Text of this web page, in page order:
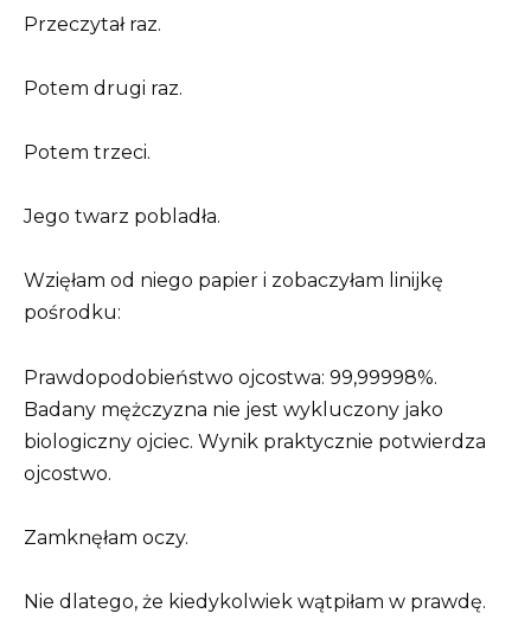
Przeczytał raz.
Potem drugi raz.
Potem trzeci.
Jego twarz pobladła.
Wzięłam od niego papier i zobaczyłam linijkę
pośrodku:
Prawdopodobieństwo ojcostwa: 99,99998%.
Badany mężczyzna nie jest wykluczony jako
biologiczny ojciec. Wynik praktycznie potwierdza
ojcostwo.
Zamknęłam oczy.
Nie dlatego, że kiedykolwiek wątpiłam w prawdę.